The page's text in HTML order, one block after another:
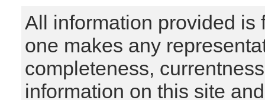
All information provided is
one makes any
completeness,
information on this site